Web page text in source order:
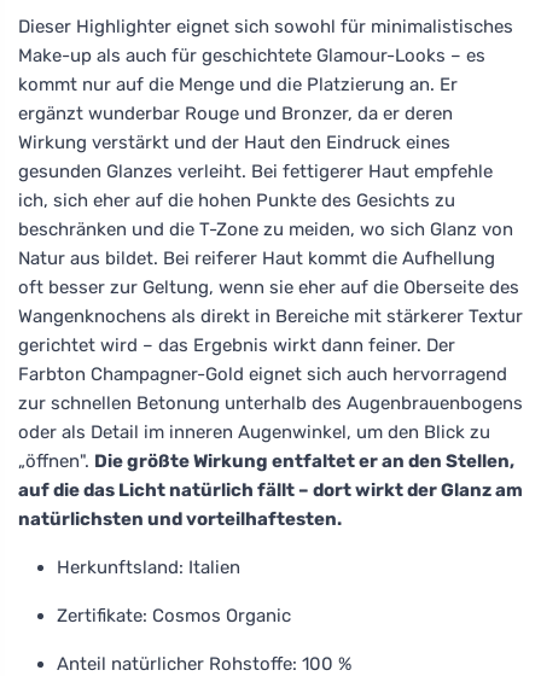
Dieser Highlighter eignet sich sowohl für minimalistisches
Make-up als auch für geschichtete Glamour-Looks – es
kommt nur auf die Menge und die Platzierung an. Er
ergänzt wunderbar Rouge und Bronzer, da er deren
Wirkung verstärkt und der Haut den Eindruck eines
gesunden Glanzes verleiht. Bei fettigerer Haut empfehle
ich, sich eher auf die hohen Punkte des Gesichts zu
beschränken und die T-Zone zu meiden, wo sich Glanz von
Natur aus bildet. Bei reiferer Haut kommt die Aufhellung
oft besser zur Geltung, wenn sie eher auf die Oberseite des
Wangenknochens als direkt in Bereiche mit stärkerer Textur
gerichtet wird – das Ergebnis wirkt dann feiner. Der
Farbton Champagner-Gold eignet sich auch hervorragend
zur schnellen Betonung unterhalb des Augenbrauenbogens
oder als Detail im inneren Augenwinkel, um den Blick zu
„öffnen". Die größte Wirkung entfaltet er an den Stellen,
auf die das Licht natürlich fällt – dort wirkt der Glanz am
natürlichsten und vorteilhaftesten.
Herkunftsland: Italien
Zertifikate: Cosmos Organic
Anteil natürlicher Rohstoffe: 100 %